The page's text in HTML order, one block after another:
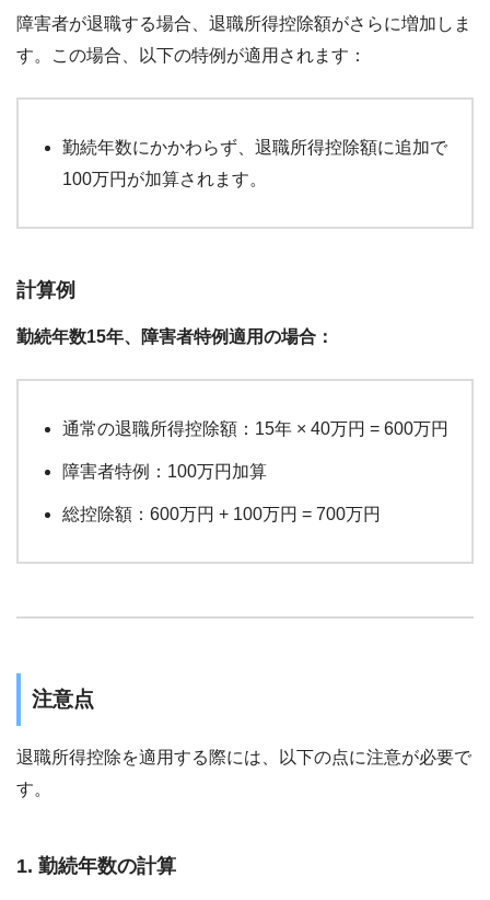
障害者が退職する場合、退職所得控除額がさらに増加しま
す。この場合、以下の特例が適用されます：
勤続年数にかかわらず、退職所得控除額に追加で
100万円が加算されます。
計算例
勤続年数15年、障害者特例適用の場合：
通常の退職所得控除額：15年 × 40万円 = 600万円
障害者特例：100万円加算
総控除額：600万円 + 100万円 = 700万円
注意点
退職所得控除を適用する際には、以下の点に注意が必要で
す。
1. 勤続年数の計算